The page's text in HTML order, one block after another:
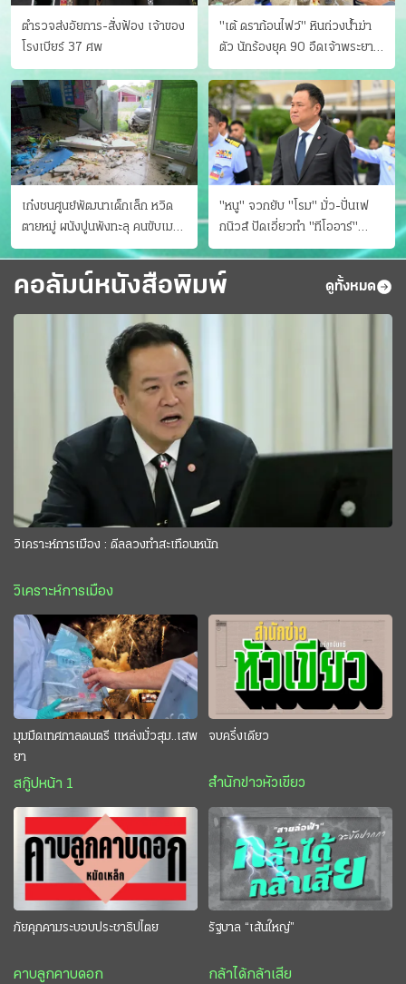
ตำรวจส่งอัยการ-สั่งฟ้อง เจ้าของ
โรงเบียร์ 37 ศพ
"เต้ ดราก้อนไฟว์" หินถ่วงน้ำฆ่า
ตัว นักร้องยุค 90 อืดเจ้าพระยา
แฟนหาตัววุ่น เครียดธุรกิจ!
เก๋งชนศูนย์พัฒนาเด็กเล็ก หวิด
ตายหมู่ ผนังปูนพังทะลุ คนขับเมา
ยา
"หนู" จวกยับ "โรม" มั่ว-ปั่นเฟ
กนิวส์ ปัดเอี่ยวทํา "ทีโออาร์"
ต้นทางโกงสอบฉาว
คอลัมน์หนังสือพิมพ์ ดูทั้งหมด
วิเคราะห์การเมือง : ดีลลวงทำสะเทือนหนัก
วิเคราะห์การเมือง
มุมมืดเทศกาลดนตรี แหล่งมั่วสุม..เสพ
ยา
สกู๊ปหน้า 1
จบครึ่งเดียว
สำนักข่าวหัวเขียว
ภัยคุกคามระบอบประชาธิปไตย
คาบลูกคาบดอก
รัฐบาล “เส้นใหญ่”
กล้าได้กล้าเสีย